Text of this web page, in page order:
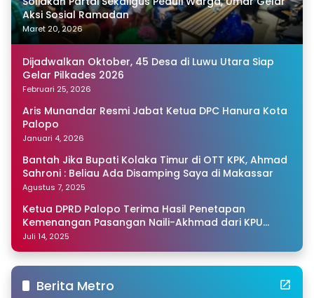
Aksi Sosial Ramadan
Maret 20, 2026
Dijadwalkan Oktober, 45 Desa di Luwu Utara Siap
Gelar Pilkades 2026
Februari 25, 2026
Aris Munandar Resmi Jabat Ketua DPC Hanura Kota
Palopo
Januari 4, 2026
Bantah Jika Bupati Kolaka Timur di OTT KPK, Ahmad
Sahroni : Beliau Ada Disamping Saya di Makassar
Agustus 7, 2025
Ketua DPRD Palopo Terima Hasil Penetapan
Kemenangan Pasangan Naili-Akhmad dari KPU
Sulsel
Juli 14, 2025
Berita Metro